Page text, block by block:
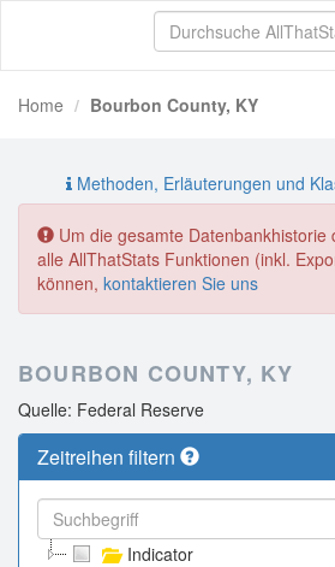
Home Bourbon County, KY
Methoden, Erläuterungen und
Um die gesamte
alle AllThatStats Funktionen (inkl.
können, kontaktieren Sie uns
BOURBON COUNTY, KY
Quelle: Federal Reserve
Zeitreihen filtern
Indicator